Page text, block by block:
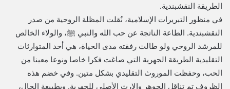
الطريقة النقشبندية.
في منظور التبريرات الإسلامية، نُقلت المظلة الروحية من صدر
النقشبندية. الطاعة الناتجة عن حب الله والنبي ﷺ، والولاء الخالص
للمرشد الروحي ولو طالت رفقته مدى الحياة، هي أحد المتوارثات
التقليدية الطريقة الجهرية التي صاغت فكرا خاصا ونوعا معينا من
الحب، وحفظت الموروث التقليدي بشكل متين. وفي خضم هذه
الظروف تم تناقل الجوهر والإرث الأصلي للجهرية. وبطبيعة الحال،